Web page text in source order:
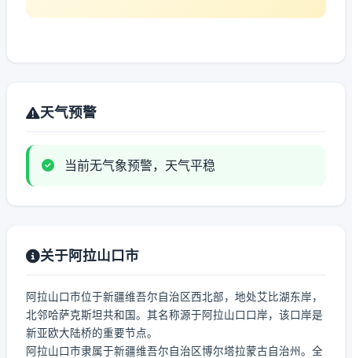
天气预警
当前无气象预警，天气平稳
关于阿拉山口市
阿拉山口市位于新疆维吾尔自治区西北部，地处艾比湖东岸，
北邻哈萨克斯坦共和国。其名称源于阿拉山口口岸，该口岸是
新亚欧大陆桥的重要节点。
阿拉山口市隶属于新疆维吾尔自治区博尔塔拉蒙古自治州。全